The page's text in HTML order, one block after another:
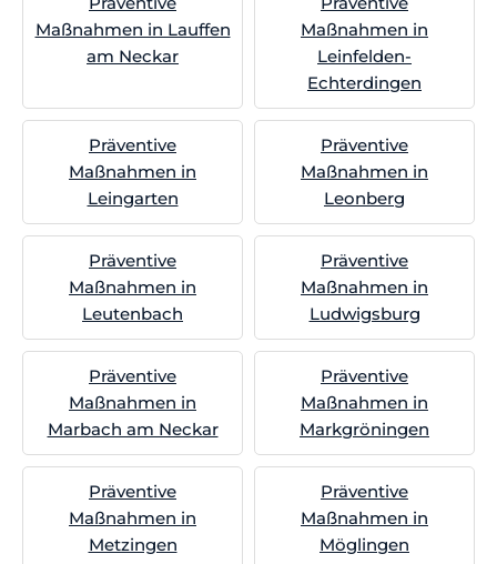
Maßnahmen in Lauffen
am Neckar
Maßnahmen in
Leinfelden-
Echterdingen
Präventive
Maßnahmen in
Leingarten
Präventive
Maßnahmen in
Leonberg
Präventive
Maßnahmen in
Leutenbach
Präventive
Maßnahmen in
Ludwigsburg
Präventive
Maßnahmen in
Marbach am Neckar
Präventive
Maßnahmen in
Markgröningen
Präventive
Maßnahmen in
Metzingen
Präventive
Maßnahmen in
Möglingen